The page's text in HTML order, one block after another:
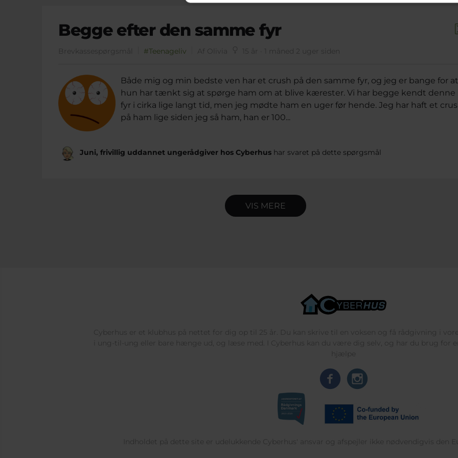
Begge efter den samme fyr
Brevkassespørgsmål #Teenageliv Af Olivia 15 år · 1 måned 2 uger siden
Både mig og min bedste ven har et crush på den samme fyr, og jeg er bange for at
hun har tænkt sig at spørge ham om at blive kærester. Vi har begge kendt denne
fyr i cirka lige langt tid, men jeg mødte ham en uger før hende. Jeg har haft et
på ham lige siden jeg så ham, han er 100...
Juni, frivillig uddannet ungerådgiver hos Cyberhus har svaret på dette spørgsmål
VIS MERE
Cyberhus er et klubhus på nettet for dig op til 25 år. Du kan skrive til en voksen og få rådgivning i
i ung-til-ung eller bare hænge ud, og læse med. I Cyberhus kan du være dig selv, og har du brug for
hjælpe
Indholdet på dette site er udelukkende Cyberhus' ansvar og afspejler ikke nødvendigvis den